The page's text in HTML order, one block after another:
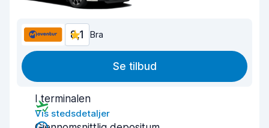
8,1 Bra
Se tilbud
I terminalen
Vis stedsdetaljer